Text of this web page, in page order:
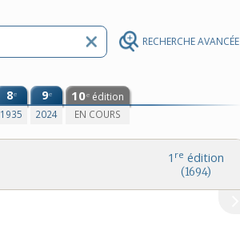
RECHERCHE AVANCÉE
8e
1935
9e
2024
10e édition
EN COURS
1 re édition
(1694)